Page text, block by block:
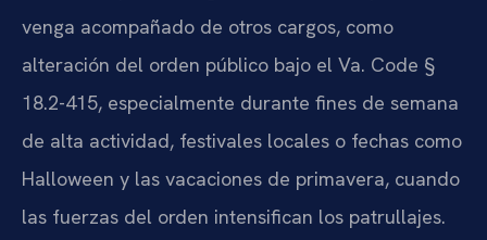
venga acompañado de otros cargos, como
alteración del orden público bajo el Va. Code §
18.2-415, especialmente durante fines de semana
de alta actividad, festivales locales o fechas como
Halloween y las vacaciones de primavera, cuando
las fuerzas del orden intensifican los patrullajes.